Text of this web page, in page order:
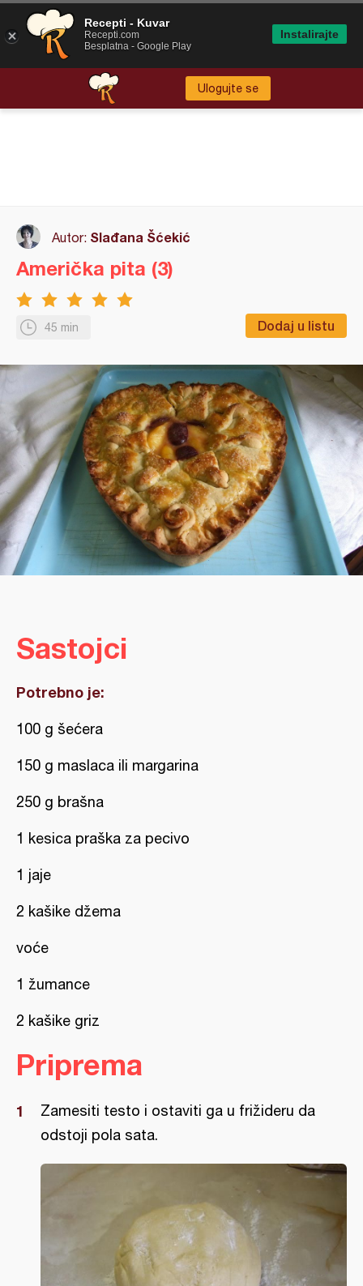
Ulogujte se
Autor: Slađana Šćekić
45 min Dodaj u listu
Američka pita (3)
Sastojci
Potrebno je:
100 g šećera
150 g maslaca ili margarina
250 g brašna
1 kesica praška za pecivo
1 jaje
2 kašike džema
voće
1 žumance
2 kašike griz
Priprema
Zamesiti testo i ostaviti ga u frižideru da
odstoji pola sata.
Recepti - Kuvar
Recepti.com
Besplatna - Google Play
Instalirajte